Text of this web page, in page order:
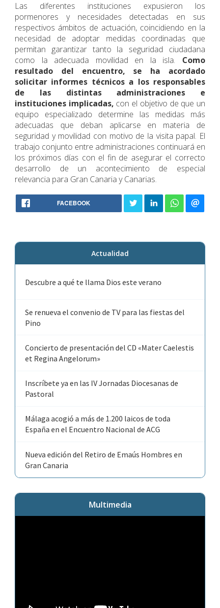
Las diferentes instituciones expusieron los
pormenores y necesidades detectadas en sus
respectivos ámbitos de actuación, coincidiendo en la
necesidad de adoptar medidas coordinadas que
permitan garantizar tanto la seguridad ciudadana
como la adecuada movilidad en la isla. Como
resultado del encuentro, se ha acordado
solicitar informes técnicos a los responsables
de las distintas administraciones e
instituciones implicadas, con el objetivo de que un
equipo especializado determine las medidas más
adecuadas que deban aplicarse en materia de
seguridad y movilidad con motivo de la visita papal. El
trabajo conjunto entre administraciones continuará en
los próximos días con el fin de asegurar el correcto
desarrollo de un acontecimiento de especial
relevancia para Gran Canaria y Canarias.
FACEBOOK
Actualidad
Descubre a qué te llama Dios este verano
Se renueva el convenio de TV para las fiestas del
Pino
Concierto de presentación del CD «Mater Caelestis
et Regina Angelorum»
Inscríbete ya en las IV Jornadas Diocesanas de
Pastoral
Málaga acogió a más de 1.200 laicos de toda
España en el Encuentro Nacional de ACG
Nueva edición del Retiro de Emaús Hombres en
Gran Canaria
Multimedia